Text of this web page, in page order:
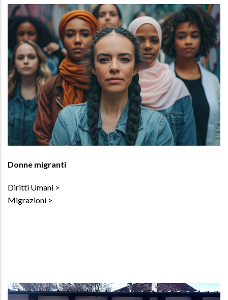
Donne migranti
Diritti Umani
Migrazioni